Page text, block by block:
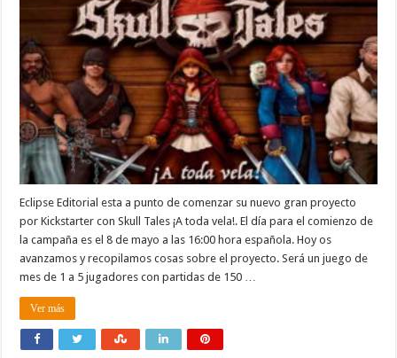
Eclipse Editorial esta a punto de comenzar su nuevo gran proyecto
por Kickstarter con Skull Tales ¡A toda vela!. El día para el comienzo de
la campaña es el 8 de mayo a las 16:00 hora española. Hoy os
avanzamos y recopilamos cosas sobre el proyecto. Será un juego de
mes de 1 a 5 jugadores con partidas de 150 …
Ver más